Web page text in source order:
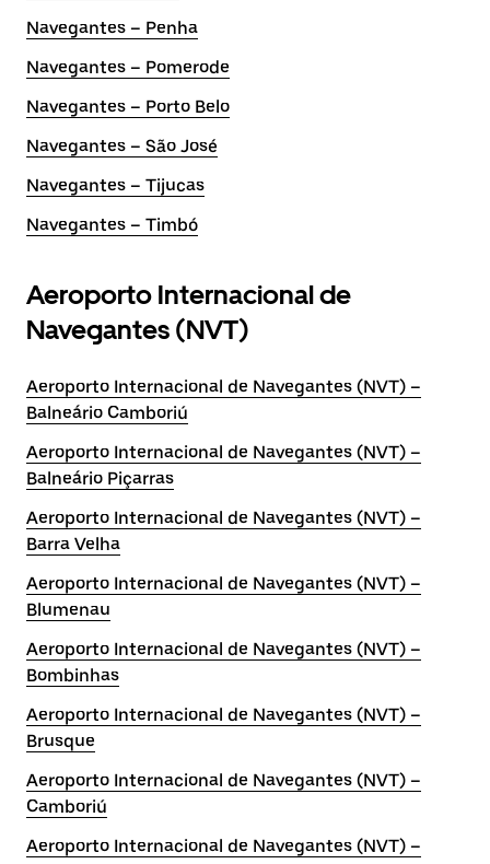
Navegantes – Penha
Navegantes – Pomerode
Navegantes – Porto Belo
Navegantes – São José
Navegantes – Tijucas
Navegantes – Timbó
Aeroporto Internacional de
Navegantes (NVT)
Aeroporto Internacional de Navegantes (NVT) –
Balneário Camboriú
Aeroporto Internacional de Navegantes (NVT) –
Balneário Piçarras
Aeroporto Internacional de Navegantes (NVT) –
Barra Velha
Aeroporto Internacional de Navegantes (NVT) –
Blumenau
Aeroporto Internacional de Navegantes (NVT) –
Bombinhas
Aeroporto Internacional de Navegantes (NVT) –
Brusque
Aeroporto Internacional de Navegantes (NVT) –
Camboriú
Aeroporto Internacional de Navegantes (NVT) –